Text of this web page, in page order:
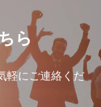
ら
軽にご連絡くだ